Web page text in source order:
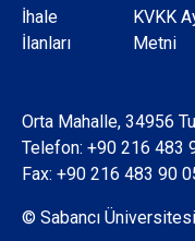
Dipnot
İhale
İlanları
KVKK
Metni
Orta Mahalle, 34956
Telefon: +90 216 483
Fax: +90 216 483 90
© Sabancı